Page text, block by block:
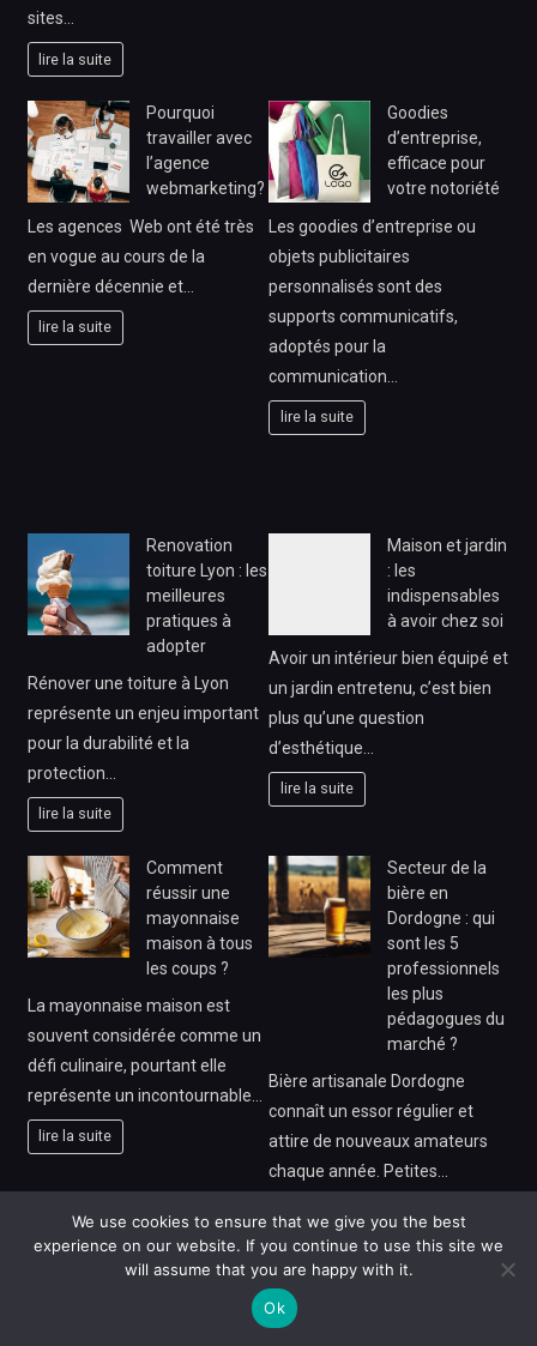
sites…
lire la suite
Pourquoi
travailler avec
l’agence
webmarketing?
Les agences Web ont été très
en vogue au cours de la
dernière décennie et…
lire la suite
Goodies
d’entreprise,
efficace pour
votre notoriété
Les goodies d’entreprise ou
objets publicitaires
personnalisés sont des
supports communicatifs,
adoptés pour la
communication…
lire la suite
Renovation
toiture Lyon : les
meilleures
pratiques à
adopter
Rénover une toiture à Lyon
représente un enjeu important
pour la durabilité et la
protection…
lire la suite
Maison et jardin
: les
indispensables
à avoir chez soi
Avoir un intérieur bien équipé et
un jardin entretenu, c’est bien
plus qu’une question
d’esthétique…
lire la suite
Comment
réussir une
mayonnaise
maison à tous
les coups ?
La mayonnaise maison est
souvent considérée comme un
défi culinaire, pourtant elle
représente un incontournable…
lire la suite
Secteur de la
bière en
Dordogne : qui
sont les 5
professionnels
les plus
pédagogues du
marché ?
Bière artisanale Dordogne
connaît un essor régulier et
attire de nouveaux amateurs
chaque année. Petites…
lire la suite
Baby shower :
Comment
We use cookies to ensure that we give you the best
experience on our website. If you continue to use this site we
will assume that you are happy with it.
Ok